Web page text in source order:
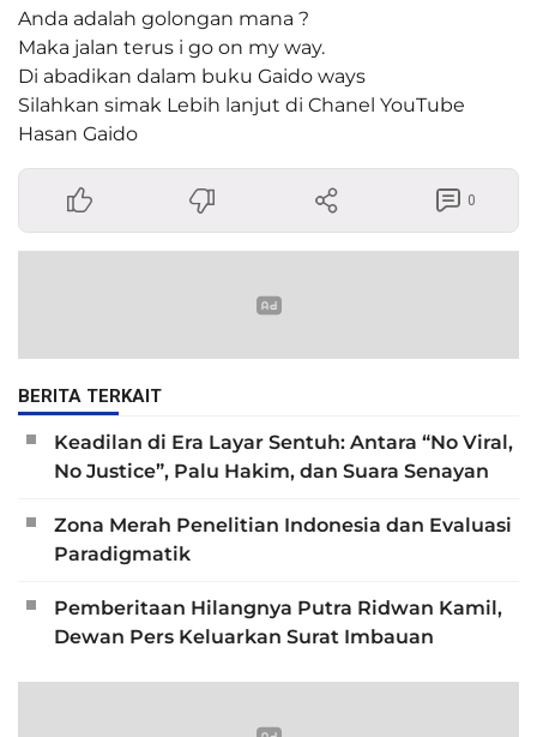
Anda adalah golongan mana ?
Maka jalan terus i go on my way.
Di abadikan dalam buku Gaido ways
Silahkan simak Lebih lanjut di Chanel YouTube
Hasan Gaido
0
BERITA TERKAIT
Keadilan di Era Layar Sentuh: Antara “No Viral,
No Justice”, Palu Hakim, dan Suara Senayan
Zona Merah Penelitian Indonesia dan Evaluasi
Paradigmatik
Pemberitaan Hilangnya Putra Ridwan Kamil,
Dewan Pers Keluarkan Surat Imbauan